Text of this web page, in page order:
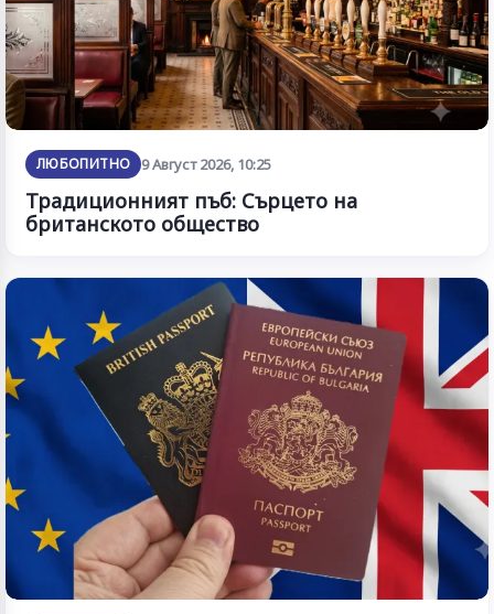
ЛЮБОПИТНО 9 Август 2026, 10:25
Традиционният пъб: Сърцето на
британското общество